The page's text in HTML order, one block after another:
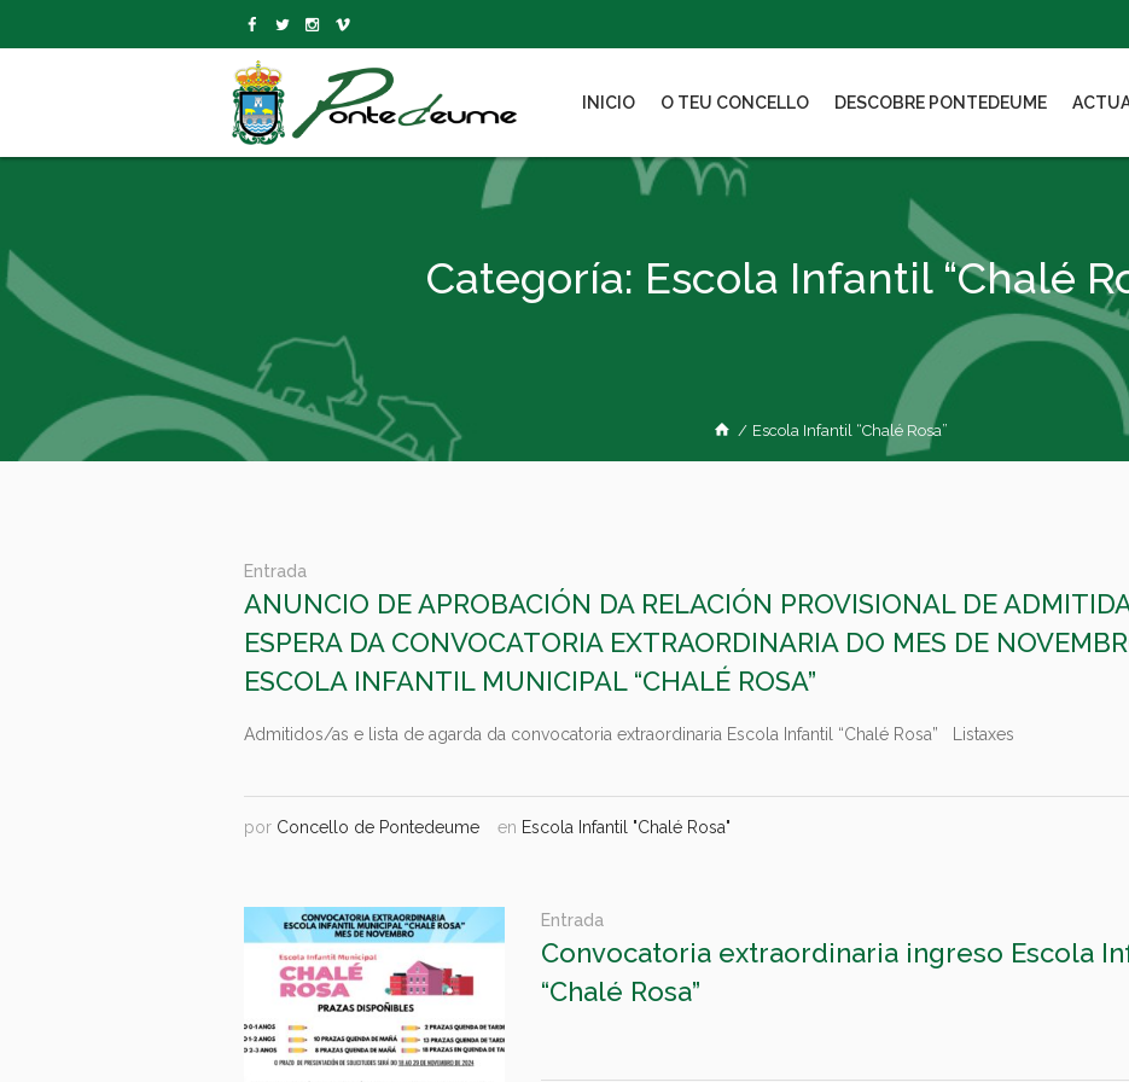
INICIO O TEU CONCELLO DESCOBRE PONTEDEUME
Categoría: Escola Infantil “Chalé
/ Escola Infantil “Chalé Rosa”
Entrada
ANUNCIO DE APROBACIÓN DA RELACIÓN PROVISIONAL DE
ESPERA DA CONVOCATORIA EXTRAORDINARIA DO MES DE
ESCOLA INFANTIL MUNICIPAL “CHALÉ ROSA”
Admitidos/as e lista de agarda da convocatoria extraordinaria Escola Infantil “Chalé Rosa” Listaxes
por Concello de Pontedeume en Escola Infantil "Chalé Rosa"
Entrada
Convocatoria extraordinaria ingreso Escola
“Chalé Rosa”